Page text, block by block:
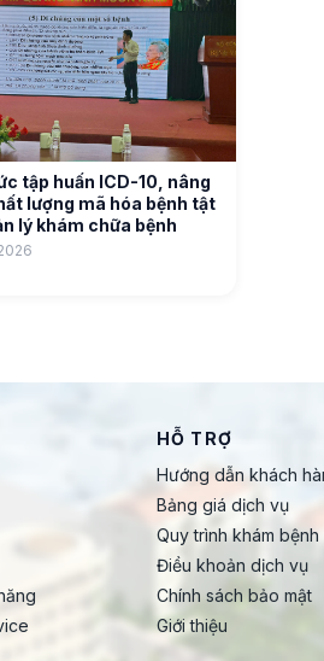
tập huấn ICD-10, nâng
lượng mã hóa bệnh tật
lý khám chữa bệnh
HỖ TRỢ
Hướng dẫn khách
Bảng giá dịch vụ
Quy trình khám bệnh
Điều khoản dịch vụ
Chính sách bảo mật
Giới thiệu